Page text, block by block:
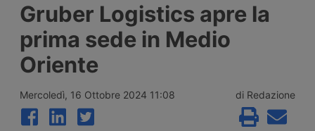
attività europee dopo l’uscita di tre dirigenti
senior, mentre Londra e Anversa registrano
volumi record e il gruppo prosegue gli
investimenti tra Svizzera, Golfo, Siria e
Regno Unito.
Gruber Logistics apre la
prima sede in Medio
Oriente
Mercoledì, 16 Ottobre 2024 11:08 di Redazione